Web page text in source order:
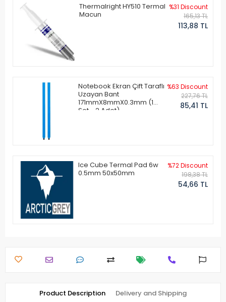
Thermalright HY510 Termal
Macun
%31 Discount
165,13 TL
113,88 TL
Notebook Ekran Çift Taraflı
Uzayan Bant
171mmX8mmX0.3mm (1
Set - 2 Adet)
%63 Discount
227,76 TL
85,41 TL
Ice Cube Termal Pad 6w
0.5mm 50x50mm
%72 Discount
198,38 TL
54,66 TL
Product Description Delivery and Shipping